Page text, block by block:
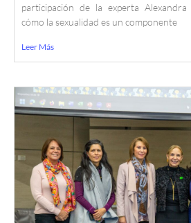
participación de la experta Alexandra
cómo la sexualidad es un componente
Leer Más